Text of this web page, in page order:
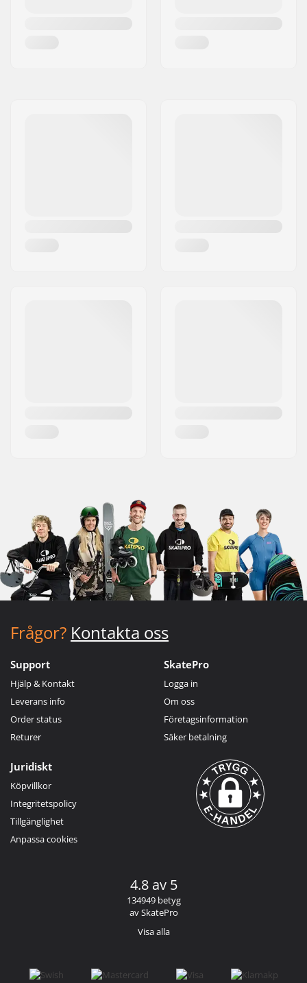
Frågor? Kontakta oss
Support
Hjälp & Kontakt
Leverans info
Order status
Returer
SkatePro
Logga in
Om oss
Företagsinformation
Säker betalning
Juridiskt
Köpvillkor
Integritetspolicy
Tillgänglighet
Anpassa cookies
4.8 av 5
134949 betyg
av SkatePro
Visa alla